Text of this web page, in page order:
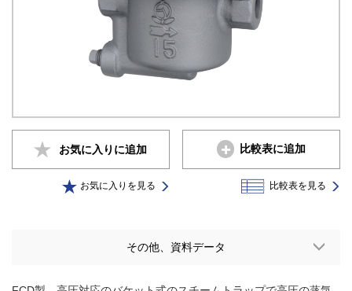
お気に入りに追加 比較表に追加
お気に入りを見る 比較表を見る
その他、資料データ